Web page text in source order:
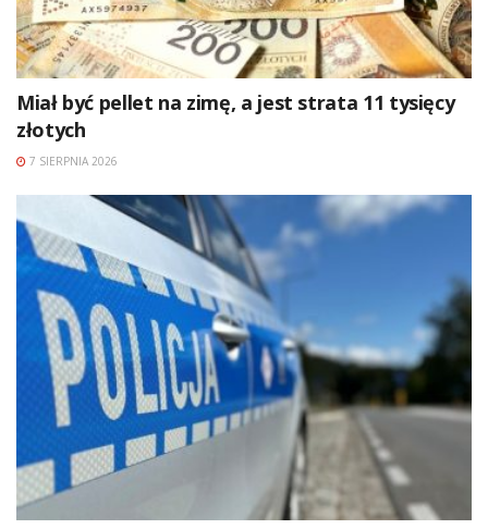
Miał być pellet na zimę, a jest strata 11 tysięcy
złotych
7 SIERPNIA 2026